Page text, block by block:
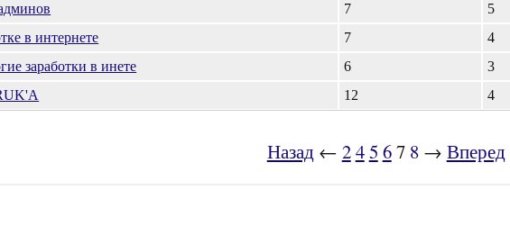
7 5
в интернете 7 4
заработки в инете 6 3
12 4
Назад← 245 67 8 → Вперед